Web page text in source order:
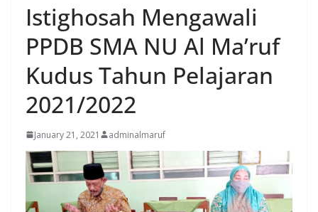
Istighosah Mengawali
PPDB SMA NU Al Ma’ruf
Kudus Tahun Pelajaran
2021/2022
January 21, 2021 adminalmaruf